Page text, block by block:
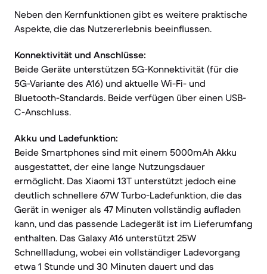
Neben den Kernfunktionen gibt es weitere praktische
Aspekte, die das Nutzererlebnis beeinflussen.
Konnektivität und Anschlüsse:
Beide Geräte unterstützen 5G-Konnektivität (für die
5G-Variante des A16) und aktuelle Wi-Fi- und
Bluetooth-Standards. Beide verfügen über einen USB-
C-Anschluss.
Akku und Ladefunktion:
Beide Smartphones sind mit einem 5000mAh Akku
ausgestattet, der eine lange Nutzungsdauer
ermöglicht. Das Xiaomi 13T unterstützt jedoch eine
deutlich schnellere 67W Turbo-Ladefunktion, die das
Gerät in weniger als 47 Minuten vollständig aufladen
kann, und das passende Ladegerät ist im Lieferumfang
enthalten. Das Galaxy A16 unterstützt 25W
Schnellladung, wobei ein vollständiger Ladevorgang
etwa 1 Stunde und 30 Minuten dauert und das